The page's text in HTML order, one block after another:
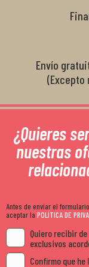
Envío
¿Quieres
nuestras
Antes de enviar el
aceptar la POLÍTICA DE
Quiero recibir
exclusivos
Confirmo que